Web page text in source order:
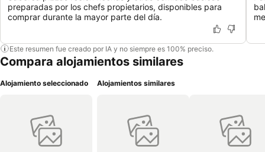
preparadas por los chefs propietarios, disponibles para
comprar durante la mayor parte del día.
Este resumen fue creado por IA y no siempre es 100% preciso.
Compara alojamientos similares
Alojamiento seleccionado Alojamientos similares